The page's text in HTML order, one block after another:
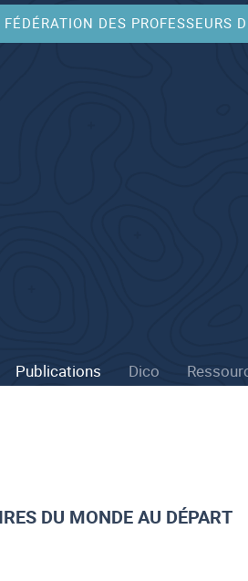
FÉDÉRATION DES PROFESSEURS
Publications Dico
DU MONDE AU DÉPART